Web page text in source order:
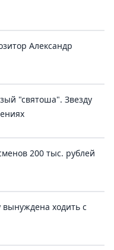
Александр
"святоша". Звезду
200 тыс. рублей
вынуждена ходить с